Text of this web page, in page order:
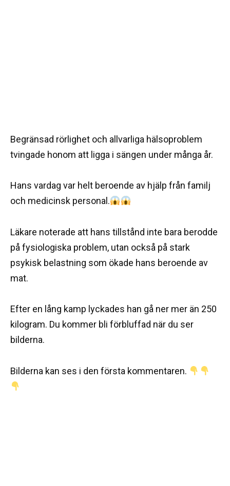
Begränsad rörlighet och allvarliga hälsoproblem
tvingade honom att ligga i sängen under många år.
Hans vardag var helt beroende av hjälp från familj
och medicinsk personal.
Läkare noterade att hans tillstånd inte bara berodde
på fysiologiska problem, utan också på stark
psykisk belastning som ökade hans beroende av
mat.
Efter en lång kamp lyckades han gå ner mer än 250
kilogram. Du kommer bli förbluffad när du ser
bilderna.
Bilderna kan ses i den första kommentaren.